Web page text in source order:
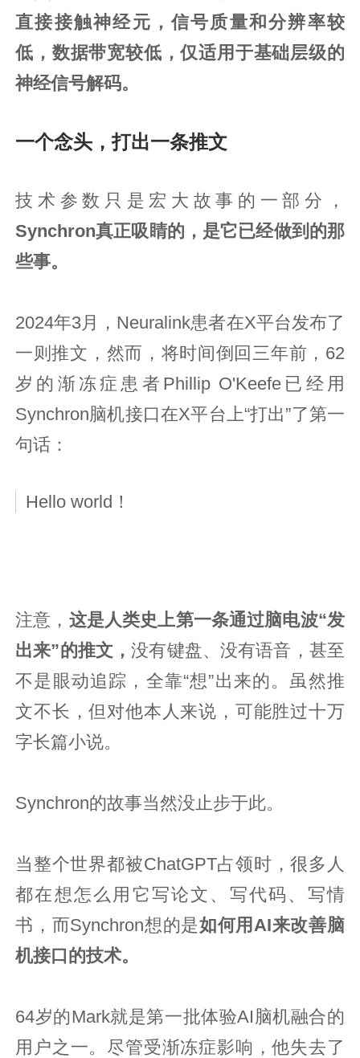
直接接触神经元，信号质量和分辨率较
低，数据带宽较低，仅适用于基础层级的
神经信号解码。
一个念头，打出一条推文
技术参数只是宏大故事的一部分，
Synchron真正吸睛的，是它已经做到的那
些事。
2024年3月，Neuralink患者在X平台发布了
一则推文，然而，将时间倒回三年前，62
岁的渐冻症患者Phillip O'Keefe已经用
Synchron脑机接口在X平台上“打出”了第一
句话：
Hello world！
注意， 这是人类史上第一条通过脑电波“发
出来”的推文，没有键盘、没有语音，甚至
不是眼动追踪，全靠“想”出来的。虽然推
文不长，但对他本人来说，可能胜过十万
字长篇小说。
Synchron的故事当然没止步于此。
当整个世界都被ChatGPT占领时，很多人
都在想怎么用它写论文、写代码、写情
书，而Synchron想的是如何用AI来改善脑
机接口的技术。
64岁的Mark就是第一批体验AI脑机融合的
用户之一。尽管受渐冻症影响，他失去了